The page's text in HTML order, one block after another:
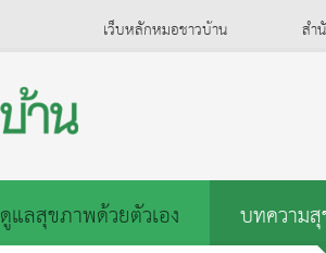
เว็บหลักหมอชาวบ้าน สำ
ดูแลสุขภาพด้วยตัวเอง บทความ